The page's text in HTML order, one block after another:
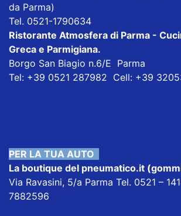
da Parma)
Tel. 0521-1790634
Ristorante Atmosfera di Parma -
Greca e Parmigiana.
Borgo San Biagio n.6/E Parma
Tel: +39 0521 287982 Cell: +39
PER LA TUA AUTO
La boutique del pneumatico.it
Via Ravasini, 5/a Parma Tel. 0521 –
7882596